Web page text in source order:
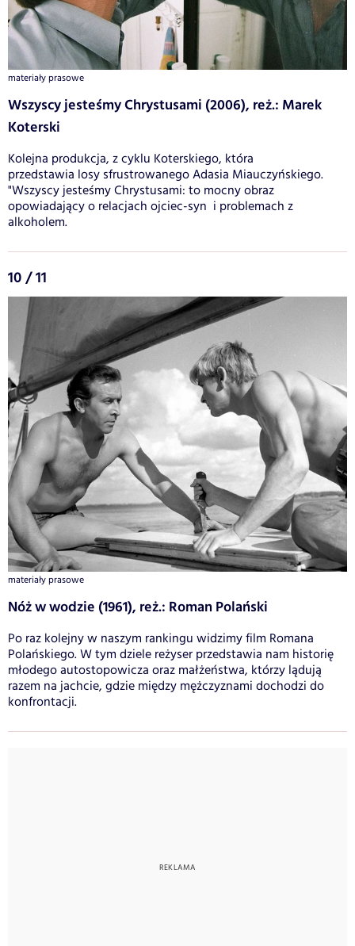
materiały prasowe
Wszyscy jesteśmy Chrystusami (2006), reż.: Marek
Koterski
Kolejna produkcja, z cyklu Koterskiego, która
przedstawia losy sfrustrowanego Adasia Miauczyńskiego.
"Wszyscy jesteśmy Chrystusami: to mocny obraz
opowiadający o relacjach ojciec-syn i problemach z
alkoholem.
10 / 11
materiały prasowe
Nóż w wodzie (1961), reż.: Roman Polański
Po raz kolejny w naszym rankingu widzimy film Romana
Polańskiego. W tym dziele reżyser przedstawia nam historię
młodego autostopowicza oraz małżeństwa, którzy lądują
razem na jachcie, gdzie między mężczyznami dochodzi do
konfrontacji.